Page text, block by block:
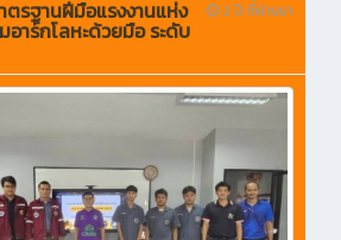
2 ปี ที่ผ่านมา
รฐานฝีมือแรงงานแห่ง
อาร์กโลหะด้วยมือ ระดับ